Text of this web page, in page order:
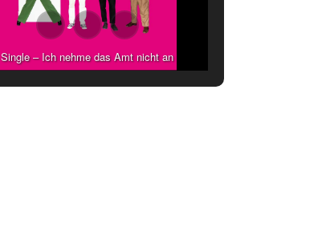
Single – Ich nehme das Amt nicht an